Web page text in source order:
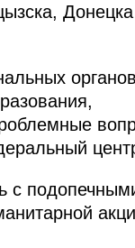
Донецка
органов
с